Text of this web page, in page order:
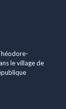
le village de